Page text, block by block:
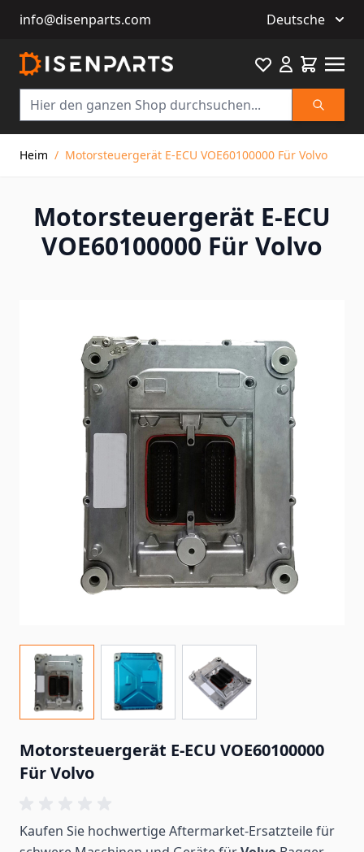
info@disenparts.com Deutsche
Suche
Favourite
Heim / Motorsteuergerät E-ECU VOE60100000 Für Volvo
Motorsteuergerät E-ECU
VOE60100000 Für Volvo
Motorsteuergerät E-ECU VOE60100000
Für Volvo
Kaufen Sie hochwertige Aftermarket-Ersatzteile für